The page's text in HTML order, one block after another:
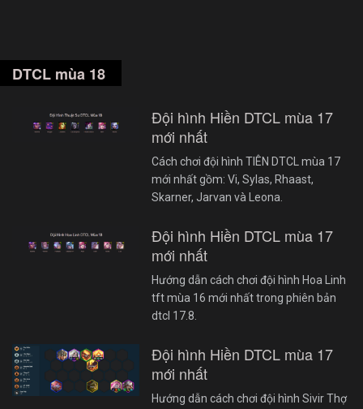
DTCL mùa 18
Đội hình Hiền DTCL mùa 17
mới nhất
Cách chơi đội hình TIÊN DTCL mùa 17
mới nhất gồm: Vi, Sylas, Rhaast,
Skarner, Jarvan và Leona.
Đội hình Hiền DTCL mùa 17
mới nhất
Hướng dẫn cách chơi đội hình Hoa Linh
tft mùa 16 mới nhất trong phiên bản
dtcl 17.8.
Đội hình Hiền DTCL mùa 17
mới nhất
Hướng dẫn cách chơi đội hình Sivir Thợ